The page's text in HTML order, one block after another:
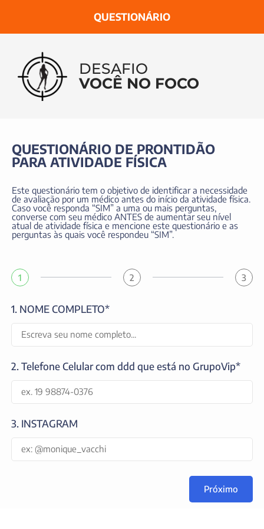
QUESTIONÁRIO
DESAFIO
VOCÊ NO FOCO
QUESTIONÁRIO DE PRONTIDÃO
PARA ATIVIDADE FÍSICA
Este questionário tem o objetivo de identificar a necessidade
de avaliação por um médico antes do início da atividade física.
Caso você responda “SIM” a uma ou mais perguntas,
converse com seu médico ANTES de aumentar seu nível
atual de atividade física e mencione este questionário e as
perguntas às quais você respondeu “SIM”.
1 2 3
1. NOME COMPLETO*
2. Telefone Celular com ddd que está no GrupoVip*
3. INSTAGRAM
Próximo